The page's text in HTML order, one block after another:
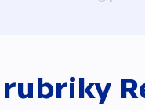
rubriky